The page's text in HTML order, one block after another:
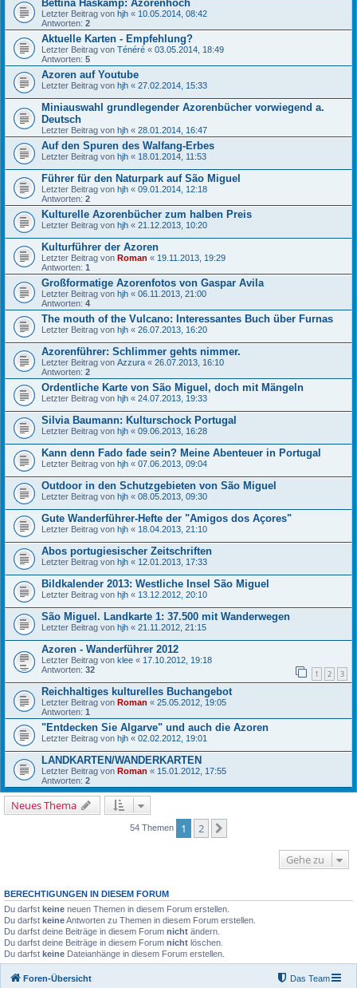
Bettina Haskamp: Azorenhoch
Letzter Beitrag von hjh « 10.05.2014, 08:42
Antworten: 2
Aktuelle Karten - Empfehlung?
Letzter Beitrag von Ténéré « 03.05.2014, 18:49
Antworten: 5
Azoren auf Youtube
Letzter Beitrag von hjh « 27.02.2014, 15:33
Miniauswahl grundlegender Azorenbücher vorwiegend a.
Deutsch
Letzter Beitrag von hjh « 28.01.2014, 16:47
Auf den Spuren des Walfang-Erbes
Letzter Beitrag von hjh « 18.01.2014, 11:53
Führer für den Naturpark auf São Miguel
Letzter Beitrag von hjh « 09.01.2014, 12:18
Antworten: 2
Kulturelle Azorenbücher zum halben Preis
Letzter Beitrag von hjh « 21.12.2013, 10:20
Kulturführer der Azoren
Letzter Beitrag von Roman « 19.11.2013, 19:29
Antworten: 1
Großformatige Azorenfotos von Gaspar Avila
Letzter Beitrag von hjh « 06.11.2013, 21:00
Antworten: 4
The mouth of the Vulcano: Interessantes Buch über Furnas
Letzter Beitrag von hjh « 26.07.2013, 16:20
Azorenführer: Schlimmer gehts nimmer.
Letzter Beitrag von Azzura « 26.07.2013, 16:10
Antworten: 2
Ordentliche Karte von São Miguel, doch mit Mängeln
Letzter Beitrag von hjh « 24.07.2013, 19:33
Silvia Baumann: Kulturschock Portugal
Letzter Beitrag von hjh « 09.06.2013, 16:28
Kann denn Fado fade sein? Meine Abenteuer in Portugal
Letzter Beitrag von hjh « 07.06.2013, 09:04
Outdoor in den Schutzgebieten von São Miguel
Letzter Beitrag von hjh « 08.05.2013, 09:30
Gute Wanderführer-Hefte der "Amigos dos Açores"
Letzter Beitrag von hjh « 18.04.2013, 21:10
Abos portugiesischer Zeitschriften
Letzter Beitrag von hjh « 12.01.2013, 17:33
Bildkalender 2013: Westliche Insel São Miguel
Letzter Beitrag von hjh « 13.12.2012, 20:10
São Miguel. Landkarte 1: 37.500 mit Wanderwegen
Letzter Beitrag von hjh « 21.11.2012, 21:15
Azoren - Wanderführer 2012
Letzter Beitrag von klee « 17.10.2012, 19:18
Antworten: 32 1 2 3
Reichhaltiges kulturelles Buchangebot
Letzter Beitrag von Roman « 25.05.2012, 19:05
Antworten: 1
"Entdecken Sie Algarve" und auch die Azoren
Letzter Beitrag von hjh « 02.02.2012, 19:01
LANDKARTEN/WANDERKARTEN
Letzter Beitrag von Roman « 15.01.2012, 17:55
Antworten: 2
Neues Thema
54 Themen 1 2
Gehe zu
BERECHTIGUNGEN IN DIESEM FORUM
Du darfst keine neuen Themen in diesem Forum erstellen.
Du darfst keineAntworten zu Themen in diesem Forum erstellen.
Du darfst deine Beiträge in diesem Forum nicht ändern.
Du darfst deine Beiträge in diesem Forum nicht löschen.
Du darfst keine Dateianhänge in diesem Forum erstellen.
Foren-Übersicht Das Team